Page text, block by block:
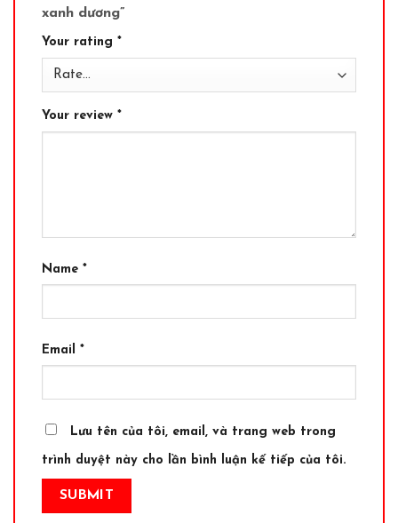
xanh dương”
Your rating *
Your review *
Name *
Email *
Lưu tên của tôi, email, và trang web trong
trình duyệt này cho lần bình luận kế tiếp của tôi.